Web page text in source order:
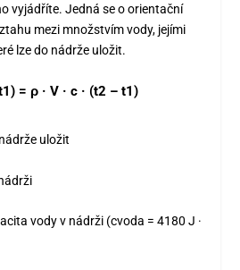
vyjádříte. Jedná se o orientační
mezi množstvím vody, jejími
lze do nádrže uložit.
1) = ρ · V · c · (t2 – t1)
uložit
vody v nádrži (cvoda = 4180 J ·